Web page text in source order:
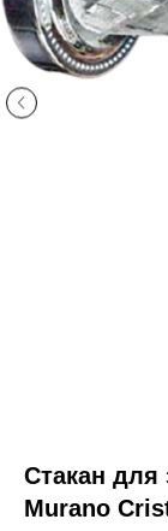
Стакан для
Murano